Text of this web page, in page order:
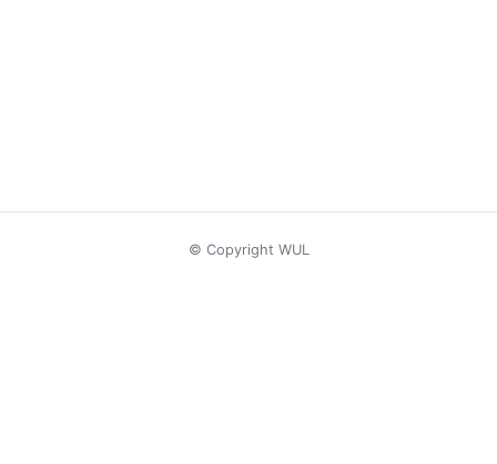
© Copyright WUL